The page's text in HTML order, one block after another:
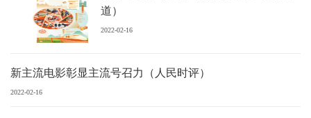
道）
2022-02-16
新主流电影彰显主流号召力（人民时评）
2022-02-16